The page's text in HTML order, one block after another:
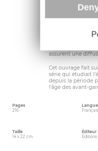
en espace, la
premières
systématique de
assurent une
Cet ouvrage fait
série qui étudiait
depuis la période
l’âge des avant-
Pages
216
Langue
Français
Taille
14 x 22 cm
Éditeur
Editions